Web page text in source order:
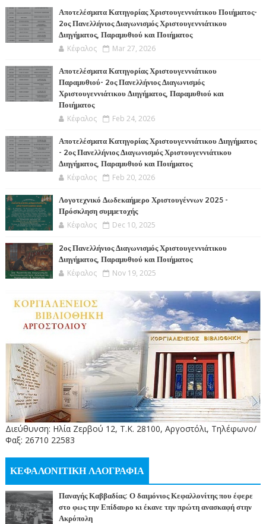
Αποτελέσματα Κατηγορίας Χριστουγεννιάτικου Ποιήματος-
2ος Πανελλήνιος Διαγωνισμός Χριστουγεννιάτικου
Διηγήματος, Παραμυθιού και Ποιήματος
Κέφαλος Mar 27, 2026
Αποτελέσματα Κατηγορίας Χριστουγεννιάτικου
Παραμυθιού- 2ος Πανελλήνιος Διαγωνισμός
Χριστουγεννιάτικου Διηγήματος, Παραμυθιού και
Ποιήματος
Κέφαλος Feb 24, 2026
Αποτελέσματα Κατηγορίας Χριστουγεννιάτικου Διηγήματος
- 2ος Πανελλήνιος Διαγωνισμός Χριστουγεννιάτικου
Διηγήματος, Παραμυθιού και Ποιήματος
Κέφαλος Feb 20, 2026
Λογοτεχνικό Δωδεκαήμερο Χριστουγέννων 2025 -
Πρόσκληση συμμετοχής
Κέφαλος Dec 10, 2025
2ος Πανελλήνιος Διαγωνισμός Χριστουγεννιάτικου
Διηγήματος, Παραμυθιού και Ποιήματος
Κέφαλος Nov 19, 2025
Διεύθυνση: Ηλία Ζερβού 12, Τ.Κ. 28100, Αργοστόλι, Τηλέφωνο/
Φαξ: 26710 22583
ΚΕΦΑΛΟΝΙΤΙΚΗ ΛΑΟΓΡΑΦΙΑ
Παναγής Καββαδίας: Ο δαιμόνιος Κεφαλλονίτης που έφερε
στο φως την Επίδαυρο κι έκανε την πρώτη ανασκαφή στην
Ακρόπολη